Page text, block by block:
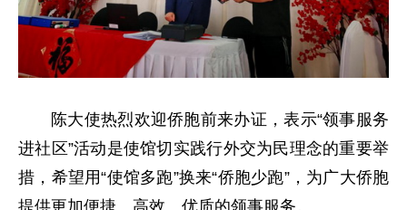
陈大使热烈欢迎侨胞前来办证，表示“领事服务
进社区”活动是使馆切实践行外交为民理念的重要举
措，希望用“使馆多跑”换来“侨胞少跑”，为广大侨胞
提供更加便捷、高效、优质的领事服务。